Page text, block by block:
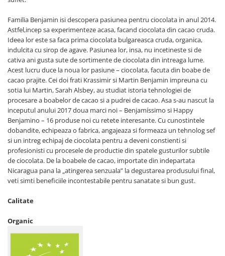
dejun
Lactate
Bauturi vegetale
Orez, Faina si Premixuri
Ulei, otet
Produse din carne
Sosuri, Ketchup bio
Pudre si prafuri
Supe
Conserve, Pateuri, creme
tartinabile
Masline
Leguminoase si seminte
Fermenti si gelifianti
Produse din soia
Sare si inlocuitori
Unt, alternativa unt
Paine bio
Familia Benjamin isi descopera pasiunea pentru ciocolata in anul 2014.
Astfel,incep sa experimenteze acasa, facand ciocolata din cacao cruda.
Ideea lor este sa faca prima ciocolata bulgareasca cruda, organica,
indulcita cu sirop de agave. Pasiunea lor, insa, nu incetineste si de
cativa ani gusta sute de sortimente de ciocolata din intreaga lume.
Acest lucru duce la noua lor pasiune – ciocolata, facuta din boabe de
cacao prajite. Cei doi frati Krassimir si Martin Benjamin impreuna cu
sotia lui Martin, Sarah Alsbey, au studiat istoria tehnologiei de
procesare a boabelor de cacao si a pudrei de cacao. Asa s-au nascut la
inceputul anului 2017 doua marci noi – Benjamíssimo si Happy
Benjamino – 16 produse noi cu retete interesante. Cu cunostintele
dobandite, echipeaza o fabrica, angajeaza si formeaza un tehnolog sef
si un intreg echipaj de ciocolata pentru a deveni constienti si
profesionisti cu procesele de productie din spatele gusturilor subtile
de ciocolata. De la boabele de cacao, importate din indepartata
Nicaragua pana la „atingerea senzuala” la degustarea produsului final,
veti simti beneficiile incontestabile pentru sanatate si bun gust.
Calitate
Organic